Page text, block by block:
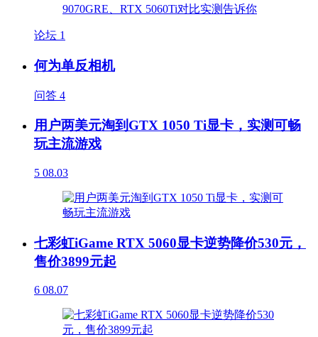
论坛 1
何为单反相机
问答 4
用户两美元淘到GTX 1050 Ti显卡，实测可畅
玩主流游戏
5 08.03
七彩虹iGame RTX 5060显卡逆势降价530元，
售价3899元起
6 08.07